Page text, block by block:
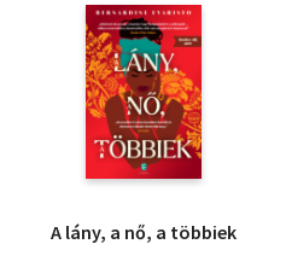
A lány, a nő, a többiek